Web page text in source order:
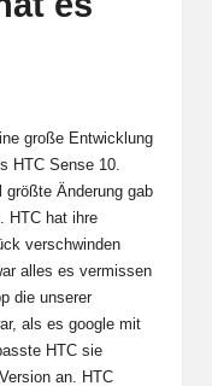
große Entwicklung
HTC Sense 10.
Änderung gab
HTC hat ihre
verschwinden
alles es vermissen
die unserer
als es google mit
HTC sie
an. HTC